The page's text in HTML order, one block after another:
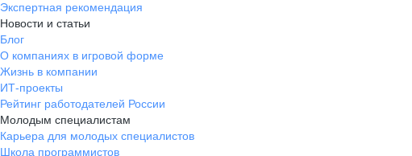
Экспертная рекомендация
Новости и статьи
Блог
О компаниях в игровой форме
Жизнь в компании
ИТ-проекты
Рейтинг работодателей России
Молодым специалистам
Карьера для молодых специалистов
Школа программистов